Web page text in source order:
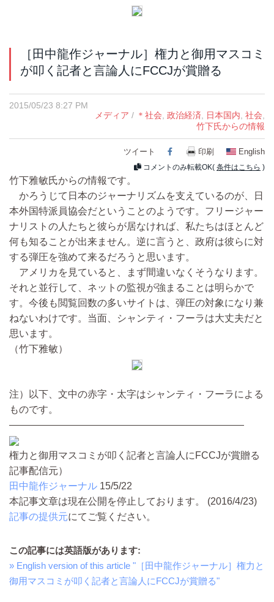
［田中龍作ジャーナル］権力と御用マスコミ
が叩く記者と言論人にFCCJが賞贈る
2015/05/23 8:27 PM
メディア / ＊社会, 政治経済, 日本国内, 社会,
竹下氏からの情報
ツイート Facebook
印刷 English
コメントのみ転載OK( 条件はこちら )
竹下雅敏氏からの情報です。
かろうじて日本のジャーナリズムを支えているのが、日
本外国特派員協会だということのようです。フリージャー
ナリストの人たちと彼らが居なければ、私たちはほとんど
何も知ることが出来ません。逆に言うと、政府は彼らに対
する弾圧を強めて来るだろうと思います。
アメリカを見ていると、まず間違いなくそうなります。
それと並行して、ネットの監視が強まることは明らかで
す。今後も閲覧回数の多いサイトは、弾圧の対象になり兼
ねないわけです。当面、シャンティ・フーラは大丈夫だと
思います。
（竹下雅敏）
注）以下、文中の赤字・太字はシャンティ・フーラによる
ものです。
――――――――――――――――――――――――
権力と御用マスコミが叩く記者と言論人にFCCJが賞贈る
記事配信元）
田中龍作ジャーナル 15/5/22
本記事文章は現在公開を停止しております。 (2016/4/23)
記事の提供元にてご覧ください。
この記事には英語版があります:
» English version of this article "［田中龍作ジャーナル］権力と
御用マスコミが叩く記者と言論人にFCCJが賞贈る"